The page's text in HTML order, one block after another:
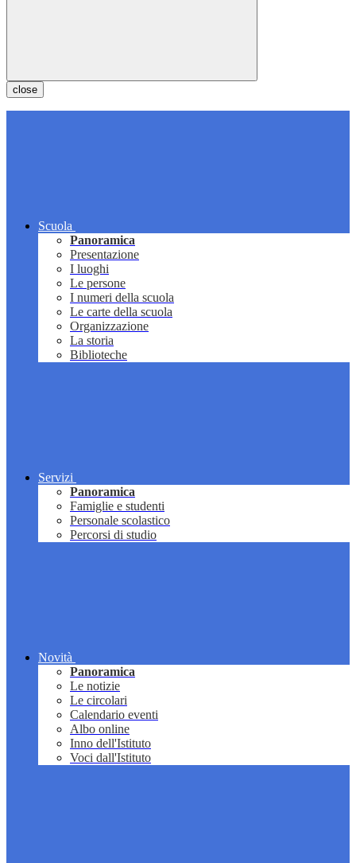
close
Scuola
Panoramica
Presentazione
I luoghi
Le persone
I numeri della scuola
Le carte della scuola
Organizzazione
La storia
Biblioteche
Servizi
Panoramica
Famiglie e studenti
Personale scolastico
Percorsi di studio
Novità
Panoramica
Le notizie
Le circolari
Calendario eventi
Albo online
Inno dell'Istituto
Voci dall'Istituto